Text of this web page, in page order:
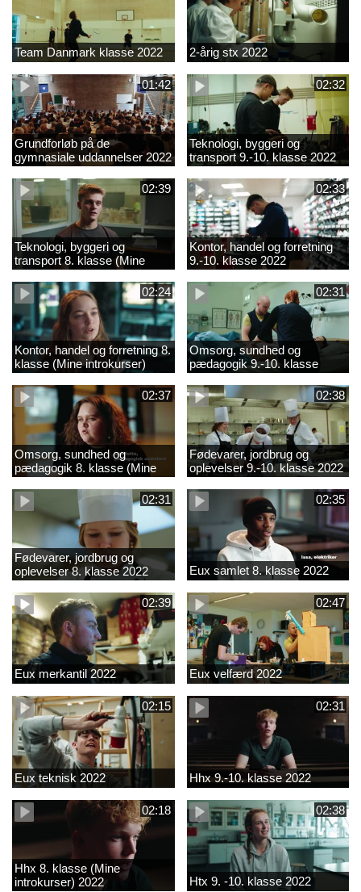
Team Danmark klasse 2022 2-årig stx 2022
01:42
Grundforløb på de
gymnasiale uddannelser 2022
02:32
Teknologi, byggeri og
transport 9.-10. klasse 2022
02:39
Teknologi, byggeri og
transport 8. klasse (Mine
introkurser) 2022
02:33
Kontor, handel og forretning
9.-10. klasse 2022
02:24
Kontor, handel og forretning 8.
klasse (Mine introkurser)
2022
02:31
Omsorg, sundhed og
pædagogik 9.-10. klasse
2022
02:37
Omsorg, sundhed og
pædagogik 8. klasse (Mine
introkurser) 2022
02:38
Fødevarer, jordbrug og
oplevelser 9.-10. klasse 2022
02:31
Fødevarer, jordbrug og
oplevelser 8. klasse 2022
02:35
Eux samlet 8. klasse 2022
02:39
Eux merkantil 2022
02:47
Eux velfærd 2022
02:15
Eux teknisk 2022
02:31
Hhx 9.-10. klasse 2022
02:18
Hhx 8. klasse (Mine
introkurser) 2022
02:38
Htx 9. -10. klasse 2022